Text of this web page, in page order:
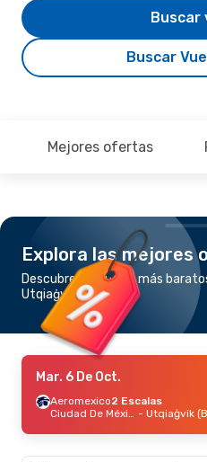
Buscar
Buscar
Mejores ofertas
Explora las mejores
Descubre los vuelos más
Utqiaġvik (Barrow)
Mar. 6 De Oct.
Aeromexico2 Escalas
Ciudad De México